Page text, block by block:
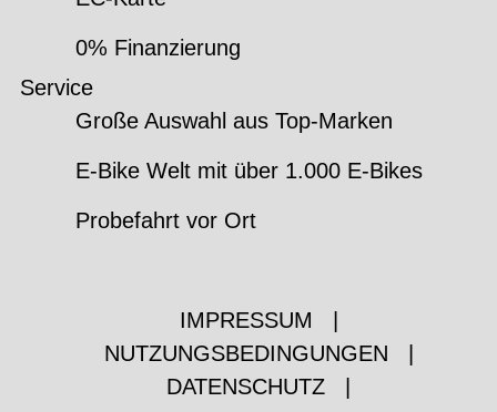
0% Finanzierung
Service
Große Auswahl aus Top-Marken
E-Bike Welt mit über 1.000 E-Bikes
Probefahrt vor Ort
IMPRESSUM
NUTZUNGSBEDINGUNGEN
DATENSCHUTZ